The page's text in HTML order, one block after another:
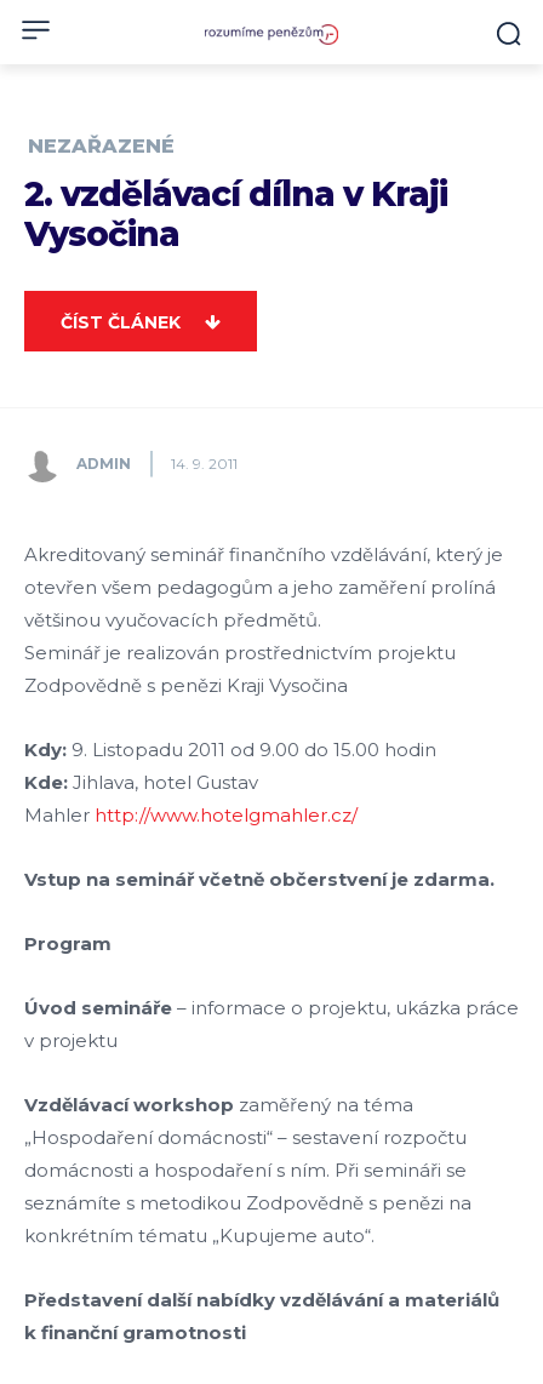
NEZAŘAZENÉ
2. vzdělávací dílna v Kraji
Vysočina
ČÍST ČLÁNEK
ADMIN 14. 9. 2011
Akreditovaný seminář finančního vzdělávání, který je
otevřen všem pedagogům a jeho zaměření prolíná
většinou vyučovacích předmětů.
Seminář je realizován prostřednictvím projektu
Zodpovědně s penězi Kraji Vysočina
Kdy: 9. Listopadu 2011 od 9.00 do 15.00 hodin
Kde: Jihlava, hotel Gustav
Mahler http://www.hotelgmahler.cz/
Vstup na seminář včetně občerstvení je zdarma.
Program
Úvod semináře – informace o projektu, ukázka práce
v projektu
Vzdělávací workshop zaměřený na téma
„Hospodaření domácnosti“ – sestavení rozpočtu
domácnosti a hospodaření s ním. Při semináři se
seznámíte s metodikou Zodpovědně s penězi na
konkrétním tématu „Kupujeme auto“.
Představení další nabídky vzdělávání a materiálů
k finanční gramotnosti